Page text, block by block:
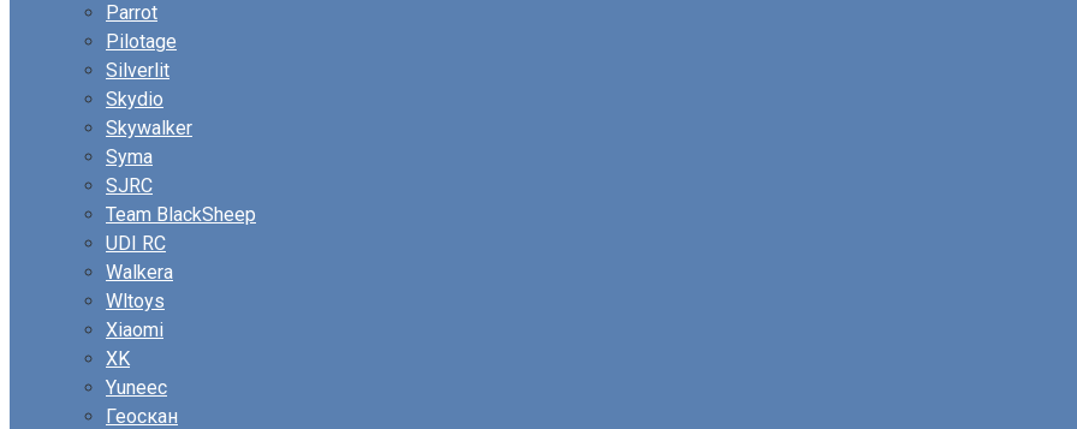
Parrot
Pilotage
Silverlit
Skydio
Skywalker
Syma
SJRC
Team BlackSheep
UDI RC
Walkera
Wltoys
Xiaomi
XK
Yuneec
Геоскан